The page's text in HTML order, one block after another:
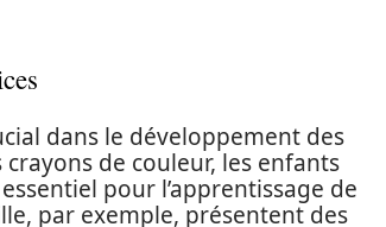
dans le développement des
de couleur, les enfants
pour l’apprentissage de
par exemple, présentent des